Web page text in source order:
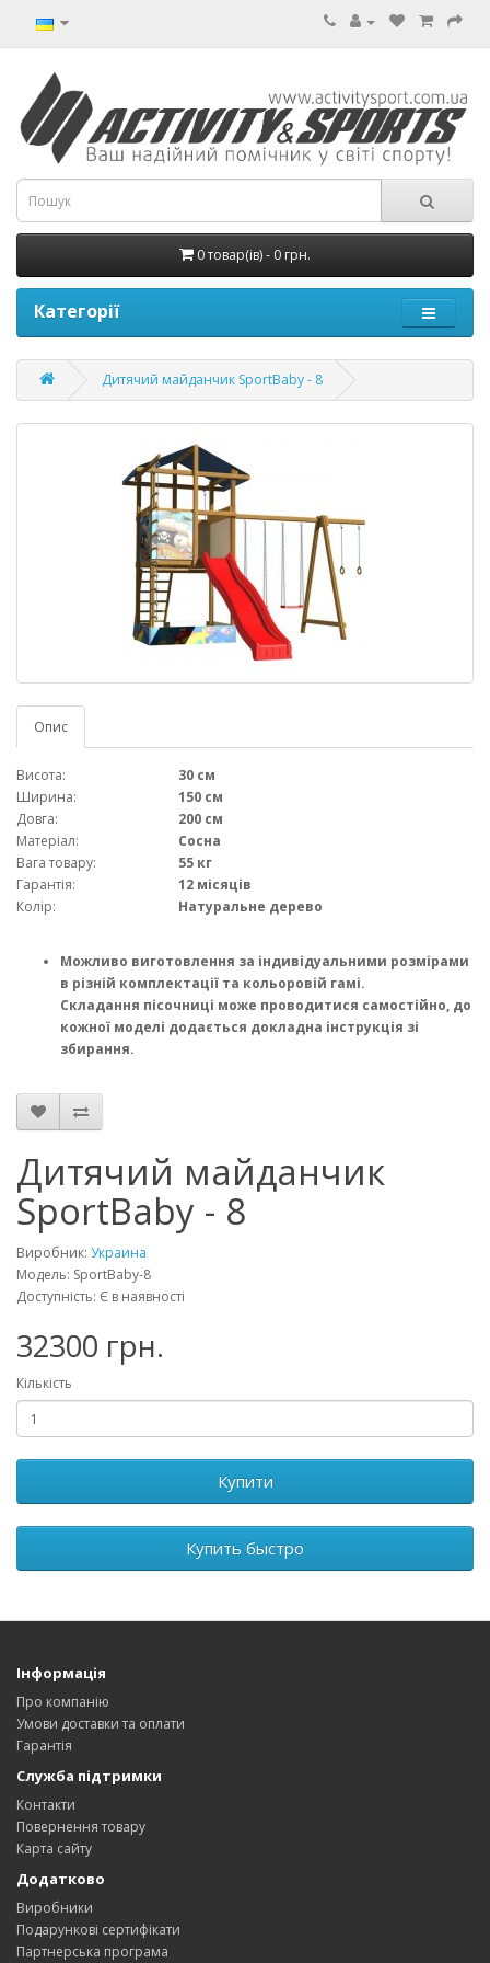
0 товар(ів) - 0 грн.
Категорії
Дитячий майданчик SportBaby - 8
Опис
Висота:
30 см
Ширина:
150 см
Довга:
200 см
Матеріал:
Сосна
Вага товару:
55 кг
Гарантія:
12 місяців
Колір:
Натуральне дерево
Можливо виготовлення за індивідуальними розмірами
в різній комплектації та кольоровій гамі.
Складання пісочниці може проводитися самостійно, до
кожної моделі додається докладна інструкція зі
збирання.
Дитячий майданчик
SportBaby - 8
Виробник: Украина
Модель: SportBaby-8
Доступність: Є в наявності
32300 грн.
Кількість
Купити
Купить быстро
Інформація
Про компанію
Умови доставки та оплати
Гарантія
Служба підтримки
Контакти
Повернення товару
Карта сайту
Додатково
Виробники
Подарункові сертифікати
Партнерська програма